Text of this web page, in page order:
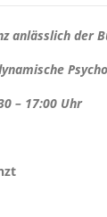
anlässlich der
– 17:00 Uhr